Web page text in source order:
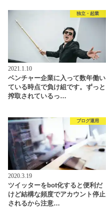
独立・起業
2021.1.10
ベンチャー企業に入って数年働い
ている時点で負け組です。ずっと
搾取されているっ…
ブログ運用
2020.3.19
ツイッターをbot化すると便利だ
けど結構な頻度でアカウント停止
されるから注意…